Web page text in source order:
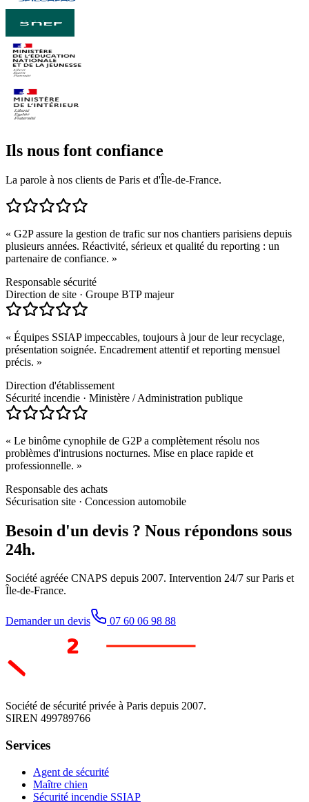
Ils nous font confiance
La parole à nos clients de Paris et d'Île-de-France.
« G2P assure la gestion de trafic sur nos chantiers parisiens depuis
plusieurs années. Réactivité, sérieux et qualité du reporting : un
partenaire de confiance. »
Responsable sécurité
Direction de site · Groupe BTP majeur
« Équipes SSIAP impeccables, toujours à jour de leur recyclage,
présentation soignée. Encadrement attentif et reporting mensuel
précis. »
Direction d'établissement
Sécurité incendie · Ministère / Administration publique
« Le binôme cynophile de G2P a complètement résolu nos
problèmes d'intrusions nocturnes. Mise en place rapide et
professionnelle. »
Responsable des achats
Sécurisation site · Concession automobile
Besoin d'un devis ? Nous répondons sous
24h.
Société agréée CNAPS depuis 2007. Intervention 24/7 sur Paris et
Île-de-France.
Demander un devis 07 60 06 98 88
Société de sécurité privée à Paris depuis 2007.
SIREN 499789766
Services
Agent de sécurité
Maître chien
Sécurité incendie SSIAP